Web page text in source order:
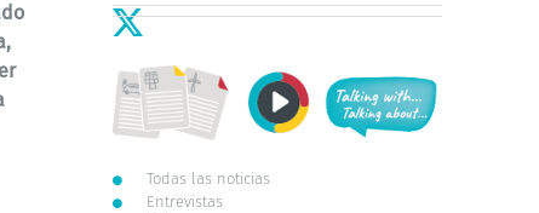
Todas las noticias
Entrevistas